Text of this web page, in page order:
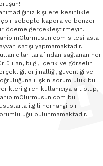
kişilere kesinlikle
sebeple kapora ve benzeri
ödeme gerçekleştirmeyin.
sitesi asla
satışı yapmamaktadır.
tarafından sağlanan her
ilan, bilgi, içerik ve görselin
orijinalliği, güvenliği ve
ilişkin sorumluluk bu
giren kullanıcıya ait olup,
bu
ilgili herhangi bir
bulunmamaktadır.